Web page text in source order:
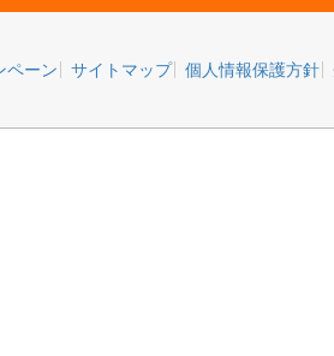
ペーン サイトマップ 個人情報保護方針